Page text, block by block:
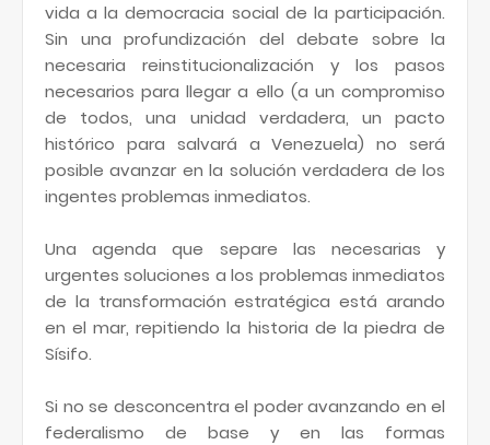
vida a la democracia social de la participación.
Sin una profundización del debate sobre la
necesaria reinstitucionalización y los pasos
necesarios para llegar a ello (a un compromiso
de todos, una unidad verdadera, un pacto
histórico para salvará a Venezuela) no será
posible avanzar en la solución verdadera de los
ingentes problemas inmediatos.
Una agenda que separe las necesarias y
urgentes soluciones a los problemas inmediatos
de la transformación estratégica está arando
en el mar, repitiendo la historia de la piedra de
Sísifo.
Si no se desconcentra el poder avanzando en el
federalismo de base y en las formas